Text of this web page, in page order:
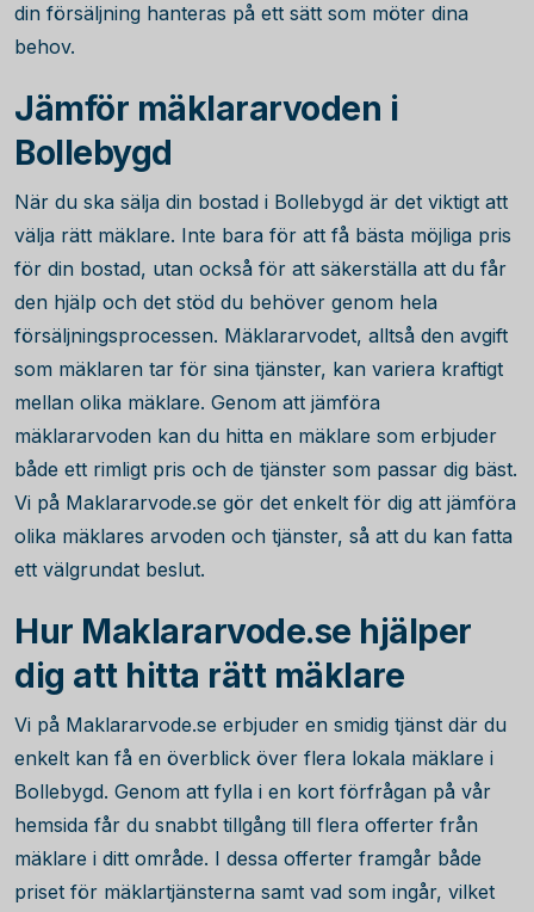
din försäljning hanteras på ett sätt som möter dina
behov.
Jämför mäklararvoden i
Bollebygd
När du ska sälja din bostad i Bollebygd är det viktigt att
välja rätt mäklare. Inte bara för att få bästa möjliga pris
för din bostad, utan också för att säkerställa att du får
den hjälp och det stöd du behöver genom hela
försäljningsprocessen. Mäklararvodet, alltså den avgift
som mäklaren tar för sina tjänster, kan variera kraftigt
mellan olika mäklare. Genom att jämföra
mäklararvoden kan du hitta en mäklare som erbjuder
både ett rimligt pris och de tjänster som passar dig bäst.
Vi på Maklararvode.se gör det enkelt för dig att jämföra
olika mäklares arvoden och tjänster, så att du kan fatta
ett välgrundat beslut.
Hur Maklararvode.se hjälper
dig att hitta rätt mäklare
Vi på Maklararvode.se erbjuder en smidig tjänst där du
enkelt kan få en överblick över flera lokala mäklare i
Bollebygd. Genom att fylla i en kort förfrågan på vår
hemsida får du snabbt tillgång till flera offerter från
mäklare i ditt område. I dessa offerter framgår både
priset för mäklartjänsterna samt vad som ingår, vilket